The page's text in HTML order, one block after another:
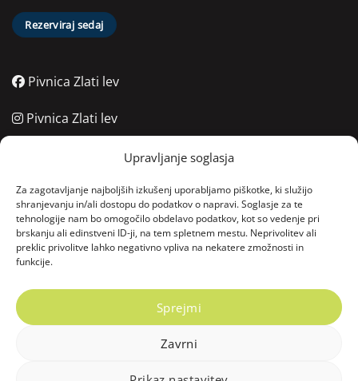
Upravljanje soglasja
Za zagotavljanje najboljših izkušenj uporabljamo piškotke, ki služijo
shranjevanju in/ali dostopu do podatkov o napravi. Soglasje za te
tehnologije nam bo omogočilo obdelavo podatkov, kot so vedenje pri
brskanju ali edinstveni ID-ji, na tem spletnem mestu. Neprivolitev ali
preklic privolitve lahko negativno vpliva na nekatere zmožnosti in
funkcije.
Sprejmi
Zavrni
Rezerviraj sedaj
Pivnica Zlati lev
Pivnica Zlati lev
040 781 966
(02) 250 80 80
06:00 - 22:00
Vodnikov trg 4, 2000 Maribor, Slovenija